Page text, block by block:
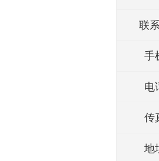
联
手
电
传
地